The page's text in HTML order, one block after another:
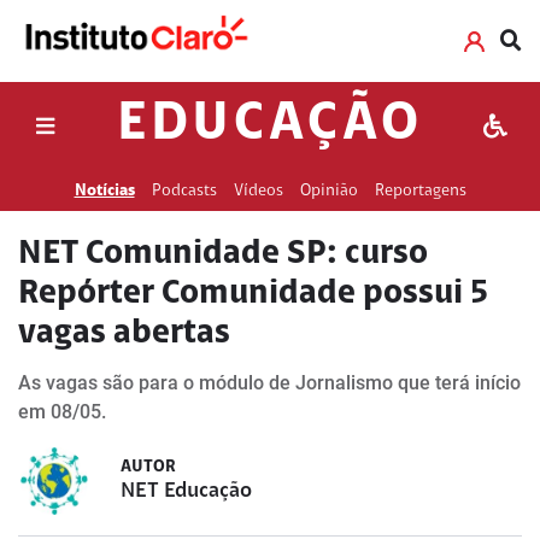
EDUCAÇÃO
Notícias Podcasts Vídeos Opinião Reportagens
NET Comunidade SP: curso
Repórter Comunidade possui 5
vagas abertas
As vagas são para o módulo de Jornalismo que terá início
em 08/05.
AUTOR
NET Educação